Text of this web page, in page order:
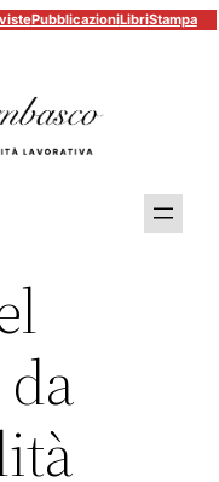
PubblicazioniLibriStampa